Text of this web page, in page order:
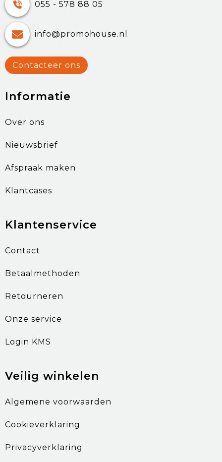
055 - 578 88 05
info@promohouse.nl
Contacteer ons
Informatie
Over ons
Nieuwsbrief
Afspraak maken
Klantcases
Klantenservice
Contact
Betaalmethoden
Retourneren
Onze service
Login KMS
Veilig winkelen
Algemene voorwaarden
Cookieverklaring
Privacyverklaring